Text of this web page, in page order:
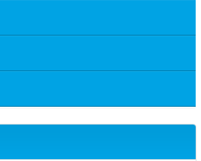
phường Xuân Lộc (Từ ngày
tịch UBND phường tháng 8